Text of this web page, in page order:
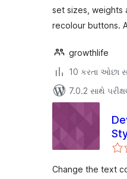
set sizes, weights
recolour buttons.
growthlife
10 કરતા ઓછા
7.0.2 સાથે
Change the text